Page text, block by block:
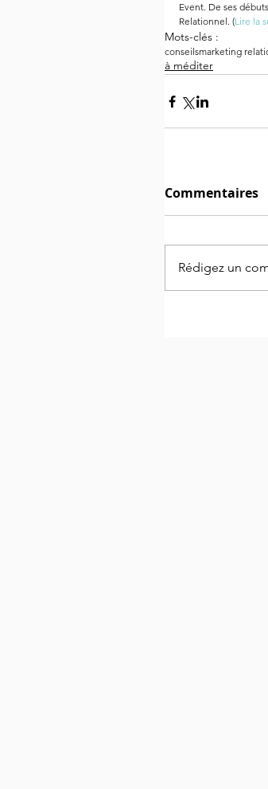
Event. De ses
Relationnel. (Lire la
Mots-clés :
conseilsmarketing
à méditer
Commentaires
Rédigez un